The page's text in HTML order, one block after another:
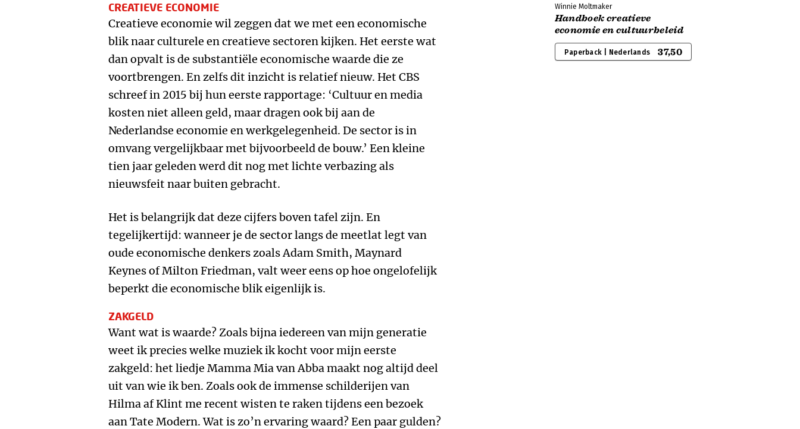
CREATIEVE ECONOMIE
Creatieve economie wil zeggen dat we met een economische
blik naar culturele en creatieve sectoren kijken. Het eerste wat
dan opvalt is de substantiële economische waarde die ze
voortbrengen. En zelfs dit inzicht is relatief nieuw. Het CBS
schreef in 2015 bij hun eerste rapportage: ‘Cultuur en media
kosten niet alleen geld, maar dragen ook bij aan de
Nederlandse economie en werkgelegenheid. De sector is in
omvang vergelijkbaar met bijvoorbeeld de bouw.’ Een kleine
tien jaar geleden werd dit nog met lichte verbazing als
nieuwsfeit naar buiten gebracht.
Het is belangrijk dat deze cijfers boven tafel zijn. En
tegelijkertijd: wanneer je de sector langs de meetlat legt van
oude economische denkers zoals Adam Smith, Maynard
Keynes of Milton Friedman, valt weer eens op hoe ongelofelijk
beperkt die economische blik eigenlijk is.
ZAKGELD
Want wat is waarde? Zoals bijna iedereen van mijn generatie
weet ik precies welke muziek ik kocht voor mijn eerste
zakgeld: het liedje Mamma Mia van Abba maakt nog altijd deel
uit van wie ik ben. Zoals ook de immense schilderijen van
Hilma af Klint me recent wisten te raken tijdens een bezoek
aan Tate Modern. Wat is zo’n ervaring waard? Een paar gulden?
Winnie Moltmaker
Handboek creatieve
economie en cultuurbeleid
Paperback | Nederlands 37,50